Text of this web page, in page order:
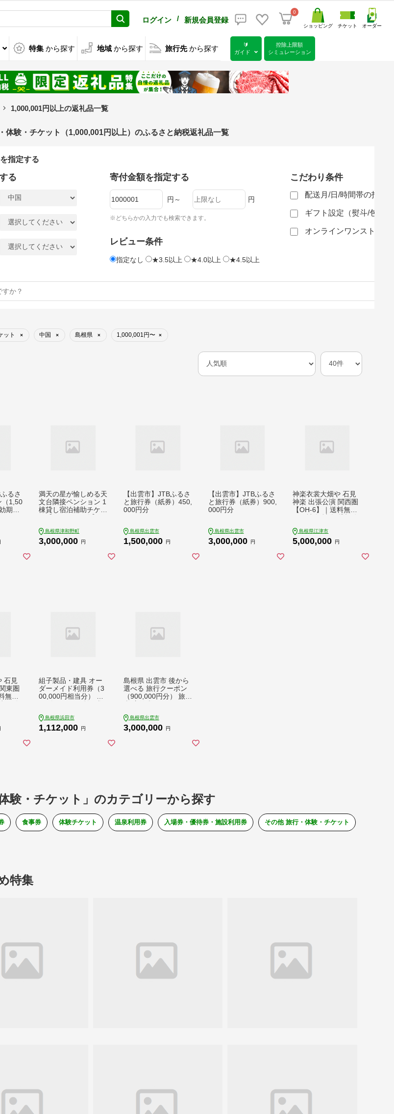
ログイン / 新規会員登録
0
ショッピング チケット オーダー
特集 から探す 地域 から探す 旅行先 から探す
🔰
ガイド
控除上限額
シミュレーション
1,000,001円以上の返礼品一覧
験・チケット（1,000,001円以上）のふるさと納税返礼品一覧
指定する
る 寄付金額を指定する
円～ 円
※どちらかの入力でも検索できます。
レビュー条件
指定なし ★3.5以上 ★4.0以上 ★4.5以上
こだわり条件
配送月/日/時間帯の指定
ギフト設定（熨斗/包装
オンラインワンストップ
ット × 中国 × 島根県 × 1,000,001円〜 ×
るさ
（1,50
期間
泊 観
泊券
満天の星が愉しめる天
文台隣接ペンション 1
棟貸し宿泊補助チケッ
島根県津和野町
3,000,000 円
【出雲市】JTBふるさ
と旅行券（紙券）450,
000円分
島根県出雲市
1,500,000 円
【出雲市】JTBふるさ
と旅行券（紙券）900,
000円分
島根県出雲市
3,000,000 円
神楽衣裳大畑や 石見
神楽 出張公演 関西圏
【OH-6】｜送料無料
京都 兵庫 公演 舞乃座
貸切 神楽の里 舞乃市
島根県江津市
5,000,000 円
石見
東圏
無料
舞乃
舞乃
組子製品・建具 オー
ダーメイド利用券（3
00,000円相当分） オ
明 アート組子 組子家
具 組子 伝統技術 職人
島根県浜田市
1,112,000 円
島根県 出雲市 後から
選べる 旅行クーポン
（900,000円分） 旅行
島根県出雲市
3,000,000 円
体験・チケット」のカテゴリーから探す
食事券 体験チケット 温泉利用券 入場券・優待券・施設利用券 その他 旅行・体験・チケット
特集